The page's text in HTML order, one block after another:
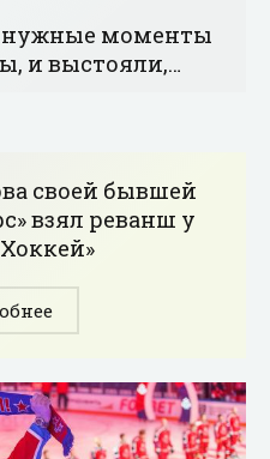
нужные моменты
и выстояли,
своей бывшей
взял реванш у